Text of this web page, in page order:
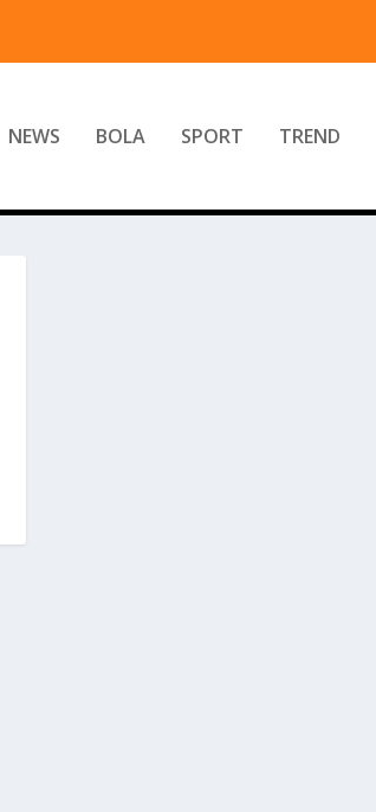
NEWS BOLA SPORT TREND